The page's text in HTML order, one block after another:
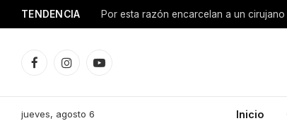
TENDENCIA
FacebookInstagramYouTube
jueves, agosto 6 Inicio